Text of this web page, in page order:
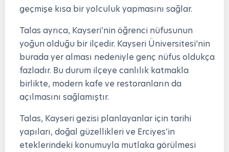
geçmişe kısa bir yolculuk yapmasını sağlar.
Talas ayrıca, Kayseri’nin öğrenci nüfusunun
yoğun olduğu bir ilçedir. Kayseri Üniversitesi’nin
burada yer alması nedeniyle genç nüfus oldukça
fazladır. Bu durum ilçeye canlılık katmakla
birlikte, modern kafe ve restoranların da
açılmasını sağlamıştır.
Talas, Kayseri gezisi planlayanlar için tarihi
yapıları, doğal güzellikleri ve Erciyes’in
eteklerindeki konumuyla mutlaka görülmesi